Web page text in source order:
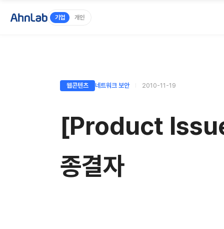
기업 개인
웹콘텐츠 네트워크 보안 2010-11-19
[Product
종결자